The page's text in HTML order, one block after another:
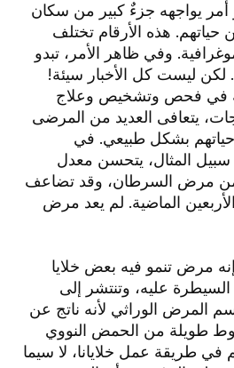
أمر يواجهه جزءٌ كبير من سكان
حياتهم. هذه الأرقام تختلف
وفي ظاهر الأمر، تبدو
لكن ليست كل الأخبار سيئة!
في فحص وتشخيص وعلاج
يتعافى العديد من المرضى
بشكل طبيعي. في
سبيل المثال، يتحسن معدل
من مرض السرطان، وقد تضاعف
الماضية. لم يعد مرض
مرض تنمو فيه بعض خلايا
عليه، وتنتشر إلى
المرض الوراثي لأنه ناتج عن
طويلة من الحمض النووي
في طريقة عمل خلايانا، لا سيما